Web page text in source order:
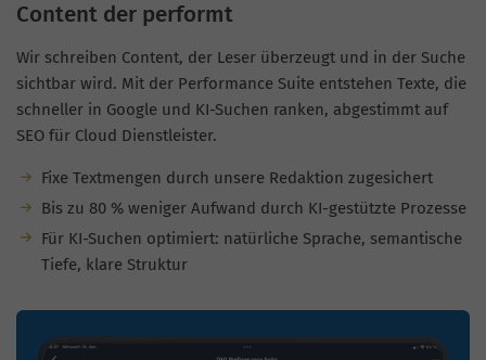
Content der performt
Wir schreiben Content, der Leser überzeugt und in der Suche
sichtbar wird. Mit der Performance Suite entstehen Texte, die
schneller in Google und KI-Suchen ranken, abgestimmt auf
SEO für Cloud Dienstleister.
Fixe Textmengen durch unsere Redaktion zugesichert
Bis zu 80 % weniger Aufwand durch KI-gestützte Prozesse
Für KI-Suchen optimiert: natürliche Sprache, semantische
Tiefe, klare Struktur